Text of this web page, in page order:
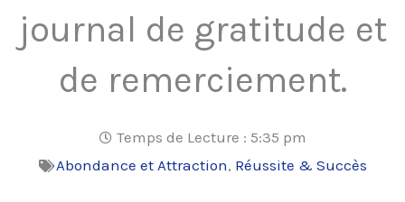
journal de gratitude et
de remerciement.
Temps de Lecture : 5:35 pm
Abondance et Attraction, Réussite & Succès